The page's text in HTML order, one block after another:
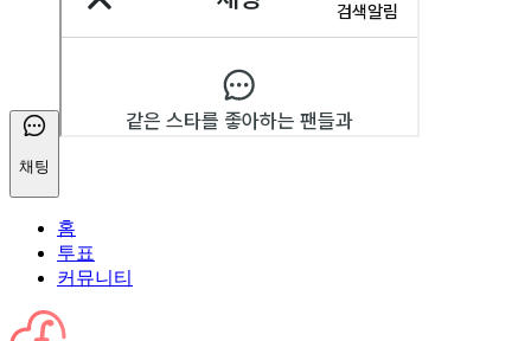
채팅
홈
투표
커뮤니티